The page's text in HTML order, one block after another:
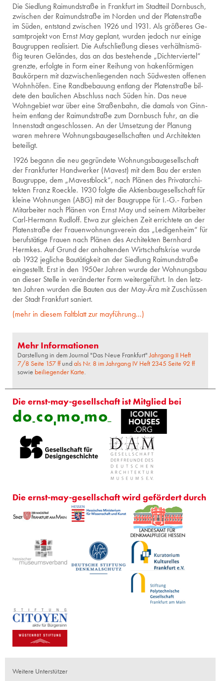
Die Sied­lung Rai­mund­stra­ße in Frank­furt im Stadt­teil Dorn­busch,
zwi­schen der Rai­mund­stra­ße im Nor­den und der Pla­ten­stra­ße
im Süden, ent­stand zwi­schen 1926 und 1931. Als grö­ße­res Ge­
samt­pro­jekt von Ernst May ge­plant, wur­den je­doch nur ei­ni­ge
Bau­grup­pen rea­li­siert. Die Auf­schlie­ßung die­ses ver­hält­nis­mä­
ßig teu­ren Ge­län­des, das an das be­ste­hen­de „Dich­ter­vier­tel“
grenz­te, er­folg­te in Form einer Rei­hung von ha­ken­för­mi­gen
Bau­kör­pern mit da­zwi­schen­lie­gen­den nach Süd­wes­ten of­fe­nen
Wohn­hö­fen. Eine Rand­be­bau­ung ent­lang der Pla­ten­stra­ße bil­
de­te den bau­li­chen Ab­schluss nach Süden hin. Das neue
Wohn­ge­biet war über eine Stra­ßen­bahn, die da­mals von Ginn­
heim ent­lang der Rai­mund­stra­ße zum Dorn­busch fuhr, an die
In­nen­stadt an­ge­schlos­sen. An der Um­set­zung der Pla­nung
waren meh­re­re Woh­nungs­bau­ge­sell­schaf­ten und Ar­chi­tek­ten
be­tei­ligt.
1926 be­gann die neu ge­grün­de­te Woh­nungs­bau­ge­sell­schaft
der Frank­fur­ter Hand­wer­ker (Ma­vest) mit dem Bau der ers­ten
Bau­grup­pe, dem „Ma­vest­block“, nach Plä­nen des Pri­vat­ar­chi­
tek­ten Franz Ro­eck­le. 1930 folg­te die Ak­ti­en­bau­ge­sell­schaft für
klei­ne Woh­nun­gen (ABG) mit der Bau­grup­pe für I.-G.- Far­ben
Mit­ar­bei­ter nach Plä­nen von Ernst May und sei­nem Mit­ar­bei­ter
Carl-Her­mann Rud­loff. Etwa zur glei­chen Zeit er­rich­te­te an der
Pla­ten­stra­ße der Frau­en­woh­nungs­ver­ein das „Le­di­gen­heim“ für
be­rufs­tä­ti­ge Frau­en nach Plä­nen des Ar­chi­tek­ten Bern­hard
Herm­kes. Auf Grund der an­hal­ten­den Wirt­schafts­kri­se wurde
ab 1932 jeg­li­che Bau­tä­tig­keit an der Sied­lung Rai­mund­stra­ße
ein­ge­stellt. Erst in den 1950er Jah­ren wurde der Woh­nungs­bau
an die­ser Stel­le in ver­än­der­ter Form wei­ter­ge­führt. In den letz­
ten Jah­ren wur­den die Bau­ten aus der May-Ära mit Zu­schüs­sen
der Stadt Frank­furt sa­niert.
(mehr in die­sem Falt­blatt zur may­füh­rung...)
Mehr Informationen
Darstellung in dem Journal "Das Neue Frankfurt"Jahrgang II Heft
7/8 Seite 157 ffundals Nr. 8 im Jahrgang IV Heft 2345 Seite 92 ff
sowie beiliegender Karte.
Die ernst-may-gesellschaft ist Mitglied bei
Die ernst-may-gesellschaft wird gefördert durch
Weitere Unterstützer